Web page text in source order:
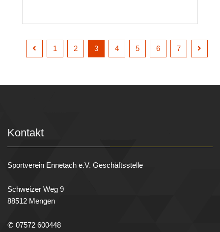
1 2 3 4 5 6 7
Kontakt
Sportverein Ennetach e.V. Geschäftsstelle
Schweizer Weg 9
88512 Mengen
✆ 07572 600448